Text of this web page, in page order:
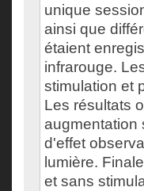
unique
ainsi que
étaient
infrarouge.
stimulation et
Les résultats
augmentation
d'effet
lumière.
et sans